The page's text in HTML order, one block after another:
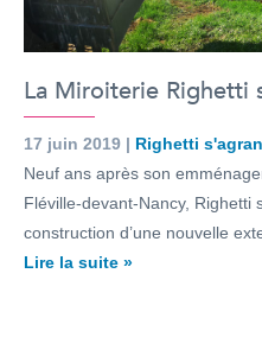
La Miroiterie Righetti
17 juin 2019 | Righetti
Neuf ans après son
Fléville-devant-Nancy, Righetti
construction d’une nouvelle
Lire la suite »